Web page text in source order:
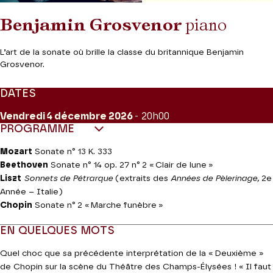
Benjamin Grosvenorpiano
L’art de la sonate où brille la classe du britannique Benjamin
Grosvenor.
DATES
Vendredi 4 décembre 2026 - 20h00
PROGRAMME
Mozart Sonate n° 13 K. 333
Beethoven Sonate n° 14 op. 27 n° 2 « Clair de lune »
Liszt Sonnets de Pétrarque(extraits des Années de Pèlerinage, 2e
Année – Italie)
Chopin Sonate n° 2 « Marche funèbre »
EN QUELQUES MOTS
Quel choc que sa précédente interprétation de la « Deuxième »
de Chopin sur la scène du Théâtre des Champs-Élysées ! « Il faut